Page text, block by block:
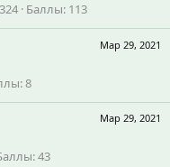
Баллы 113
Мар 29, 2021
8
Мар 29, 2021
43